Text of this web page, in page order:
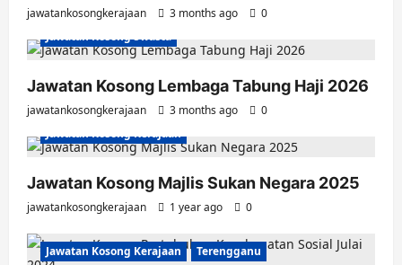
jawatankosongkerajaan 3 months ago
0
Jawatan Kosong Swasta
Jawatan Kosong Lembaga Tabung Haji 2026
jawatankosongkerajaan 3 months ago
0
Jawatan Kosong Kerajaan
Jawatan Kosong Majlis Sukan Negara 2025
jawatankosongkerajaan 1 year ago 0
Jawatan Kosong Kerajaan Terengganu